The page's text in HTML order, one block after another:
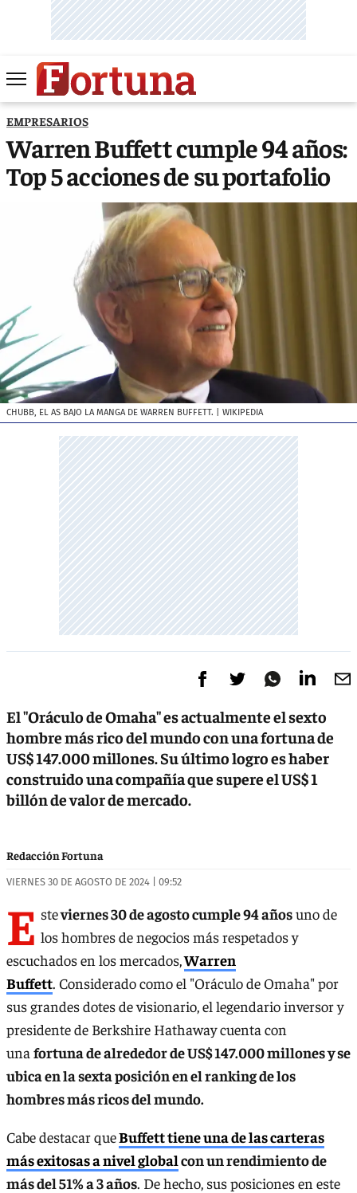
EMPRESARIOS
Warren Buffett cumple 94 años:
Top 5 acciones de su portafolio
CHUBB, EL AS BAJO LA MANGA DE WARREN BUFFETT. | WIKIPEDIA
El "Oráculo de Omaha" es actualmente el sexto
hombre más rico del mundo con una fortuna de
US$ 147.000 millones. Su último logro es haber
construido una compañía que supere el US$ 1
billón de valor de mercado.
Redacción Fortuna
VIERNES 30 DE AGOSTO DE 2024 | 09:52
E steviernes 30 de agosto cumple 94 añosuno de
los hombres de negocios más respetados y
escuchados en los mercados,Warren
Buffett. Considerado como el "Oráculo de Omaha" por
sus grandes dotes de visionario, el legendario inversor y
presidente de Berkshire Hathaway cuenta con
una fortuna de alrededor de US$ 147.000 millones y se
ubica en la sexta posición en el ranking de los
hombres más ricos del mundo.
Cabe destacar queBuffett tiene una de las carteras
más exitosas a nivel globalcon un rendimiento de
más del 51% a 3 años. De hecho, sus posiciones en este